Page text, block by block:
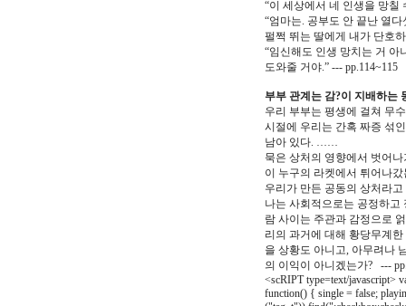
“이 세상에서 네 인생을 망칠
“엄마는. 공부도 안 끝난 열
펄쩍 뛰는 딸에게 내가 단호
“임신해도 인생 망치는 거 아
도와줄 거야.” --- pp.114~115
부부 관계는 감?이 지배하는
우리 부부는 평생에 걸쳐 무
시절에 우리는 간혹 짜증 섞
남아 있다. ……
묵은 상처의 영향에서 벗어
이 누구의 라켓에서 튀어나
우리가 만든 공동의 상처라
나는 사회적으로는 공정하고
람 사이는 주관과 감정으로
리의 과거에 대해 황당무계
을 상황도 아니고, 아무려나
의 이익이 아니겠는가?
---
<scRIPT type=text/javascript>
function() { single = false;